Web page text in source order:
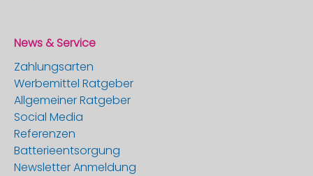
News & Service
Zahlungsarten
Werbemittel Ratgeber
Allgemeiner Ratgeber
Social Media
Referenzen
Batterieentsorgung
Newsletter Anmeldung